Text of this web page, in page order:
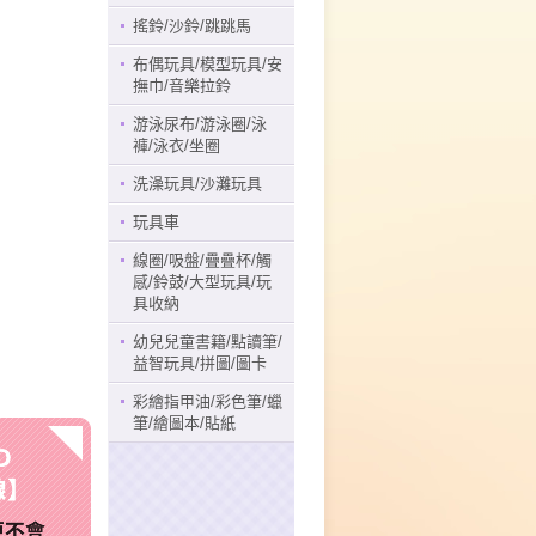
搖鈴/沙鈴/跳跳馬
布偶玩具/模型玩具/安
撫巾/音樂拉鈴
游泳尿布/游泳圈/泳
褲/泳衣/坐圈
洗澡玩具/沙灘玩具
玩具車
線圈/吸盤/疊疊杯/觸
感/鈴鼓/大型玩具/玩
具收納
幼兒兒童書籍/點讀筆/
益智玩具/拼圖/圖卡
彩繪指甲油/彩色筆/蠟
筆/繪圖本/貼紙